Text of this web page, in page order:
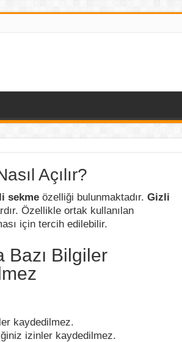
Açılır?
sekmeözelliği bulunmaktadır. Gizli
Özellikle ortak kullanılan
için tercih edilebilir.
Bazı Bilgiler
kaydedilmez.
izinler kaydedilmez.